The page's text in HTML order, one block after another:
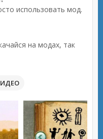
использовать мод.
на модах, так